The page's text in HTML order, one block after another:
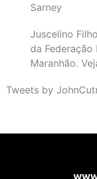
Sarney
Juscelino
da Federação
Maranhão.
Tweets by